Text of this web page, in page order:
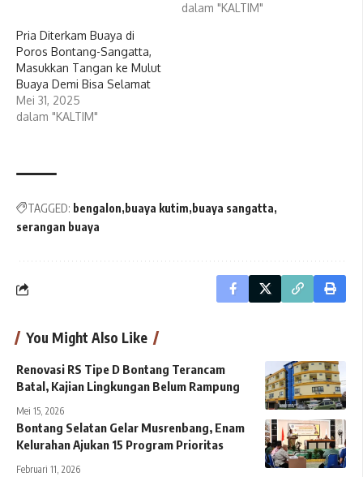
dalam "KALTIM"
Pria Diterkam Buaya di
Poros Bontang-Sangatta,
Masukkan Tangan ke Mulut
Buaya Demi Bisa Selamat
Mei 31, 2025
dalam "KALTIM"
TAGGED: bengalon buaya kutim buaya sangatta
serangan buaya
You Might Also Like
Renovasi RS Tipe D Bontang Terancam
Batal, Kajian Lingkungan Belum Rampung
Mei 15, 2026
Bontang Selatan Gelar Musrenbang, Enam
Kelurahan Ajukan 15 Program Prioritas
Februari 11, 2026